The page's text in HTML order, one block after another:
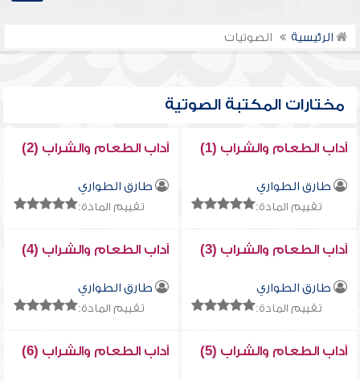
الرئيسية الصوتيات
مختارات المكتبة الصوتية
آداب الطعام والشراب (1)
طارق الطواري
تقييم المادة:
آداب الطعام والشراب (2)
طارق الطواري
تقييم المادة:
آداب الطعام والشراب (3)
طارق الطواري
تقييم المادة:
آداب الطعام والشراب (4)
طارق الطواري
تقييم المادة:
آداب الطعام والشراب (5) آداب الطعام والشراب (6)